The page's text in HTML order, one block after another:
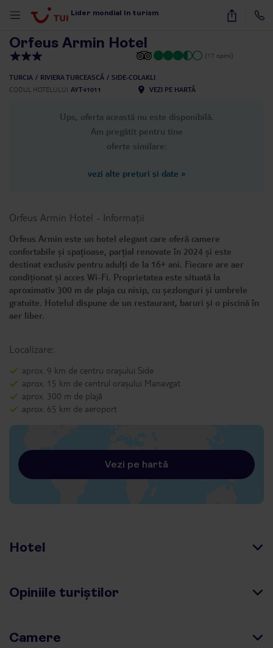
Lider mondial în turism 17
Orfeus Armin Hotel
(17 opinii)
TURCIA RIVIERA TURCEASCĂ
SIDE-COLAKLI
CODUL HOTELULUI AYT41011 VEZI PE HARTĂ
Ups, oferta această nu este disponibilă.
Am pregătit pentru tine
oferte similare:
vezi alte prețuri și date »
Orfeus Armin Hotel - Informații
Orfeus Armin este un hotel elegant care oferă camere
confortabile și spațioase, parțial renovate în 2024 și este
destinat exclusiv pentru adulți de la 16+ ani. Fiecare are aer
condiționat și acces Wi-Fi. Proprietatea este situată la
aproximativ 300 m de plaja cu nisip, cu șezlonguri și umbrele
gratuite. Hotelul dispune de un restaurant, baruri și o piscină în
aer liber.
Localizare:
aprox. 9 km de centru orașului Side
aprox. 15 km de centrul orașului Manavgat
aprox. 300 m de plajă
aprox. 65 km de aeroport
Vezi pe hartă
Hotel
Opiniile turiștilor
Camere